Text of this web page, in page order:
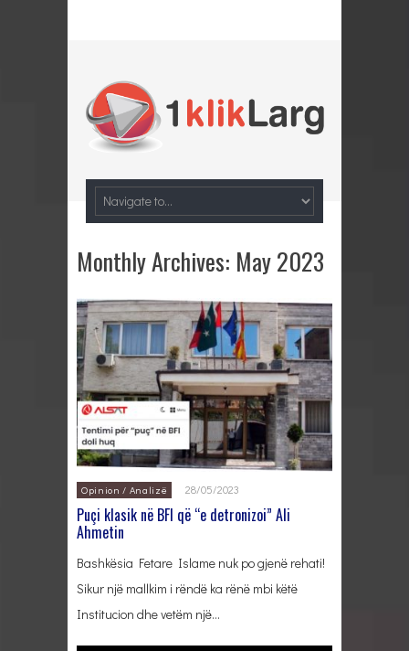
Monthly Archives: May 2023
Opinion / Analizë 28/05/2023
Puçi klasik në BFI që “e detronizoi” Ali
Ahmetin
Bashkësia Fetare Islame nuk po gjenë rehati!
Sikur një mallkim i rëndë ka rënë mbi këtë
Institucion dhe vetëm një…